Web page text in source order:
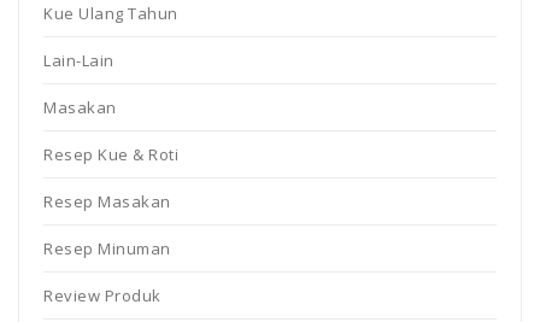
Kue Ulang Tahun
Lain-Lain
Masakan
Resep Kue & Roti
Resep Masakan
Resep Minuman
Review Produk